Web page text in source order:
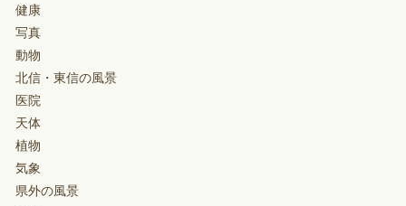
健康
写真
動物
北信・東信の風景
医院
天体
植物
気象
県外の風景